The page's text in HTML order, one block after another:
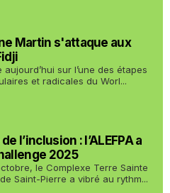
Martin s'attaque aux
sur l’une des étapes
et radicales du Worl...
l’inclusion : l’ALEFPA a
2025
le Complexe Terre Sainte
Saint-Pierre a vibré au rythm...